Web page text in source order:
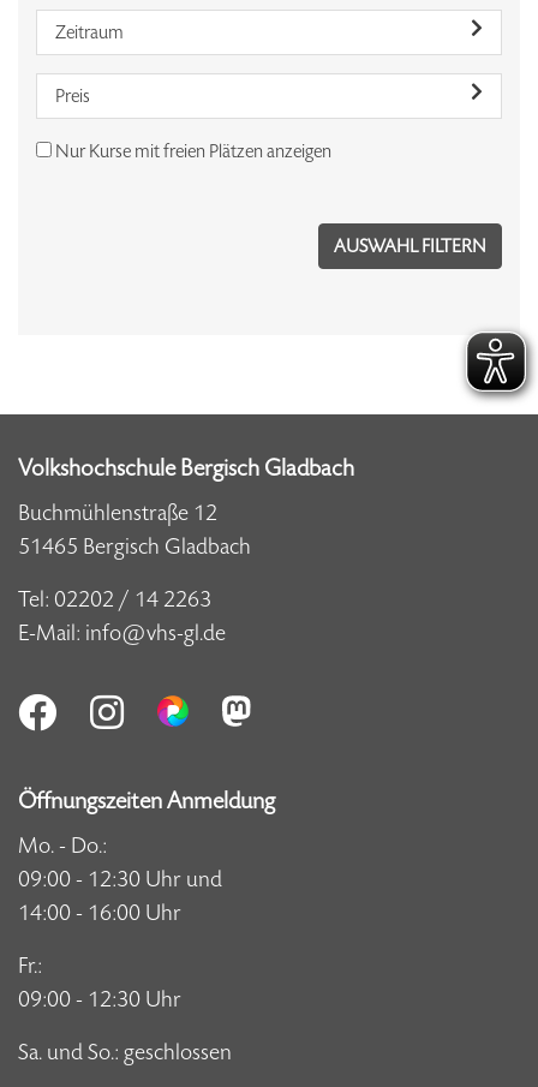
Zeitraum
Preis
Nur Kurse mit freien Plätzen anzeigen
Volkshochschule Bergisch Gladbach
Buchmühlenstraße 12
51465 Bergisch Gladbach
Tel: 02202 / 14 2263
E-Mail: info@vhs-gl.de
Öffnungszeiten Anmeldung
Mo. - Do.:
09:00 - 12:30 Uhr und
14:00 - 16:00 Uhr
Fr.:
09:00 - 12:30 Uhr
Sa. und So.: geschlossen